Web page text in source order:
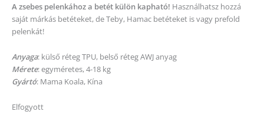
A zsebes pelenkához a betét külön kapható! Használhatsz hozzá
saját márkás betéteket, de Teby, Hamac betéteket is vagy prefold
pelenkát!
Anyaga: külső réteg TPU, belső réteg AWJ anyag
Mérete: egyméretes, 4-18 kg
Gyártó: Mama Koala, Kína
Elfogyott